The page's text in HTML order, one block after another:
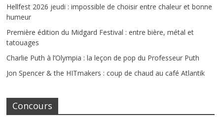
Hellfest 2026 jeudi : impossible de choisir entre chaleur et bonne
humeur
Première édition du Midgard Festival : entre bière, métal et
tatouages
Charlie Puth à l’Olympia : la leçon de pop du Professeur Puth
Jon Spencer & the HITmakers : coup de chaud au café Atlantik
Concours